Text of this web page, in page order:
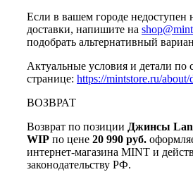
Если в вашем городе
доставки, напишите на
подобрать альтернативный
Актуальные условия и детали по
странице: https://mintstore.ru/
ВОЗВРАТ
Возврат по позиции Джинсы
WIP по цене 20 990 руб.
интернет-магазина MINT и
законодательству РФ.